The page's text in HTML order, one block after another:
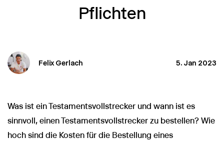
Pflichten
Felix Gerlach 5. Jan 2023
Was ist ein Testamentsvollstrecker und wann ist es
sinnvoll, einen Testamentsvollstrecker zu bestellen? Wie
hoch sind die Kosten für die Bestellung eines